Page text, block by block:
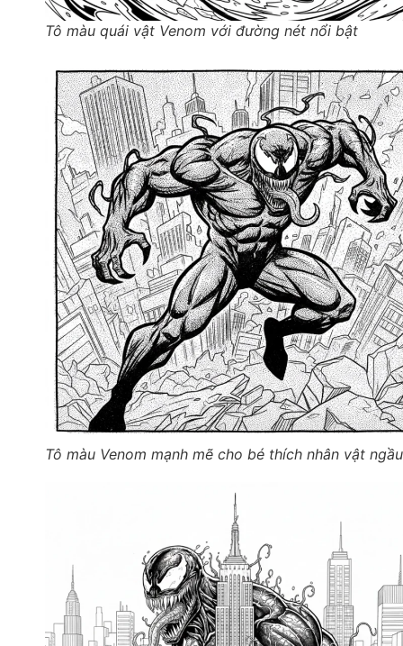
Tô màu quái vật Venom với đường nét nổi bật
Tô màu Venom mạnh mẽ cho bé thích nhân vật ngầu